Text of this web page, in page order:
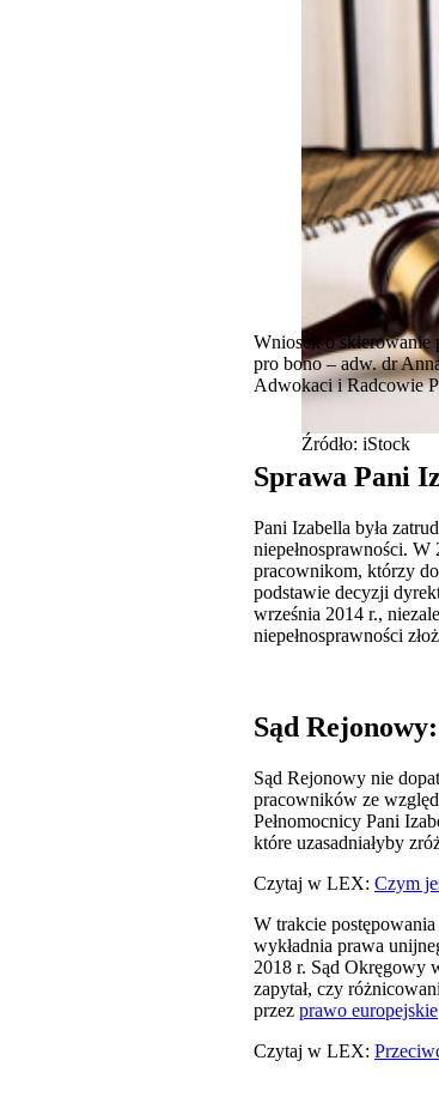
Źródło: iStock
Wniosek o skierowanie
pro bono – adw. dr
Adwokaci i Radcowie
Sprawa Pani
Pani Izabella była
niepełnosprawności.
pracownikom, którzy
podstawie decyzji
września 2014 r.,
niepełnosprawności
Sąd
Sąd Rejonowy nie
pracowników ze
Pełnomocnicy Pani
które uzasadniałyby
Czytaj w LEX: Czym
W trakcie
wykładnia prawa
2018 r. Sąd Okręgowy
zapytał, czy
przez prawo europejskie
Czytaj w LEX: